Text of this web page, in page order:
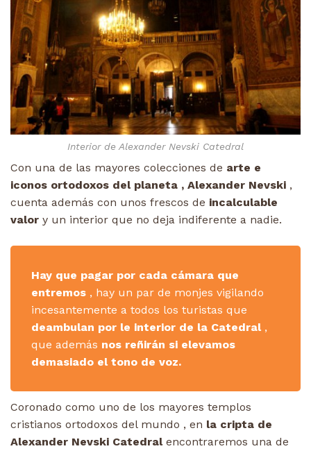
Interior de Alexander Nevski Catedral
Con una de las mayores colecciones de arte e
iconos ortodoxos del planeta , Alexander Nevski ,
cuenta además con unos frescos de incalculable
valor y un interior que no deja indiferente a nadie.
Hay que pagar por cada cámara que
entremos , hay un par de monjes vigilando
incesantemente a todos los turistas que
deambulan por le interior de la Catedral,
que además nos reñirán si elevamos
demasiado el tono de voz.
Coronado como uno de los mayores templos
cristianos ortodoxos del mundo , en la cripta de
Alexander Nevski Catedralencontraremos una de